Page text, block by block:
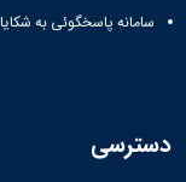
نخبگان
شرکت
آئین
نامه ها
سامانه پاسخگوئی به
دسترسی